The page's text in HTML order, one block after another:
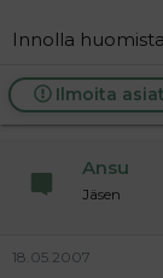
Innolla
Ilmoita
Ansu
Jäsen
18.05.2007